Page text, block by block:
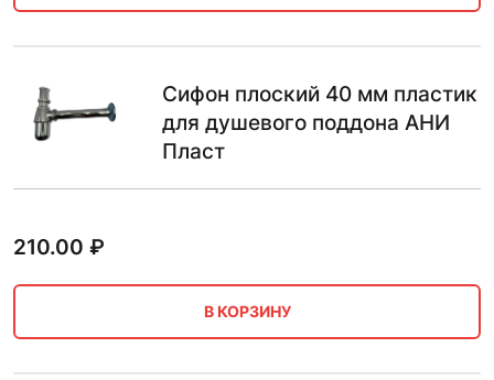
Сифон плоский 40 мм пластик
для душевого поддона АНИ
Пласт
210.00 ₽
В КОРЗИНУ